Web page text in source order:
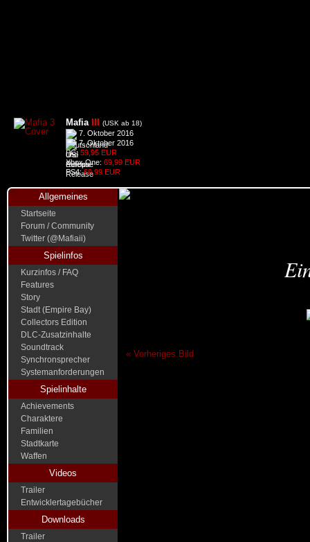
Mafia (USK ab 18)
7. Oktober 2016
7. Oktober 2016
PC: 59,95 EUR
Xbox One: 69,99 EUR
PS4:69,99 EUR
Allgemeines
Startseite
Forum / Community
Twitter (@Mafiaii)
Spielinfos
Kurzinfos / FAQ
Features
Story
Stadt (Empire Bay)
Collectors Edition
DLC-Zusatzinhalte
Soundtrack
Synchronsprecher
Systemanforderungen
Spielinhalte
Achievements
Charaktere
Familien
Stadtkarte
Waffen
Videos
Trailer
Entwicklertagebücher
Downloads
Trailer
« Vorheriges Bild